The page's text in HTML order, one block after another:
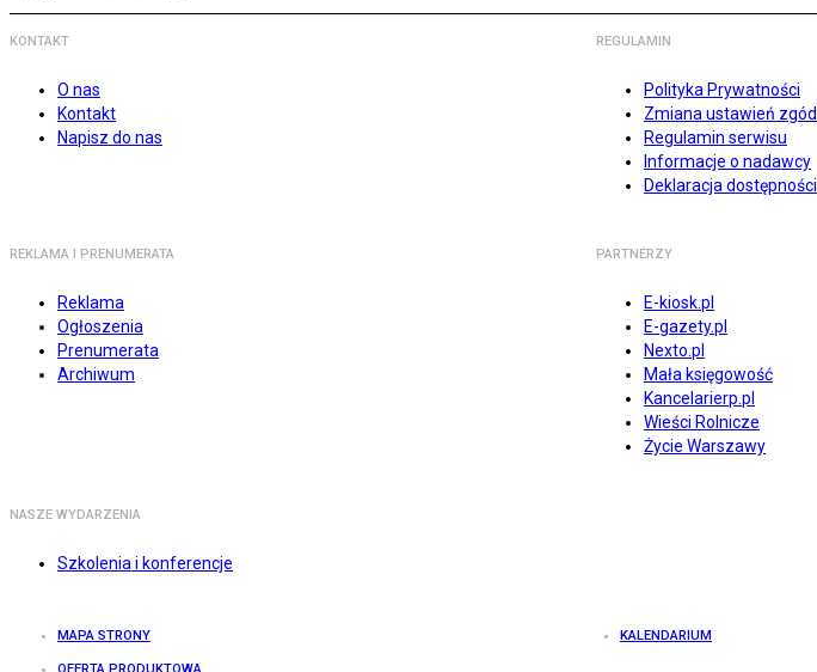
KONTAKT
O nas
Kontakt
Napisz do nas
REGULAMIN
Polityka Prywatności
Zmiana ustawień zgód
Regulamin serwisu
Informacje o nadawcy
Deklaracja dostępności
REKLAMA I PRENUMERATA
Reklama
Ogłoszenia
Prenumerata
Archiwum
PARTNERZY
E-kiosk.pl
E-gazety.pl
Nexto.pl
Mała księgowość
Kancelarierp.pl
Wieści Rolnicze
Życie Warszawy
NASZE WYDARZENIA
Szkolenia i konferencje
MAPA STRONY KALENDARIUM